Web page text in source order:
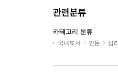
관련분류
카테고리 분류
국내도서 인문 심리